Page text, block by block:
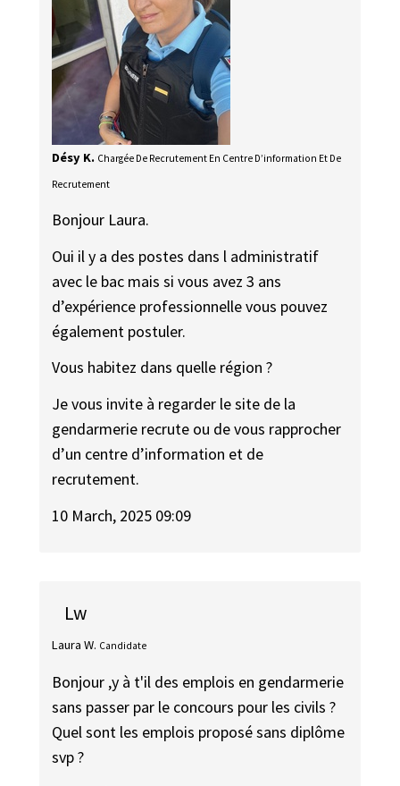
Désy K. Chargée De Recrutement En Centre D’information Et De
Recrutement
Bonjour Laura.
Oui il y a des postes dans l administratif
avec le bac mais si vous avez 3 ans
d’expérience professionnelle vous pouvez
également postuler.
Vous habitez dans quelle région ?
Je vous invite à regarder le site de la
gendarmerie recrute ou de vous rapprocher
d’un centre d’information et de
recrutement.
10 March, 2025 09:09
Lw
Laura W. Candidate
Bonjour ,y à t'il des emplois en gendarmerie
sans passer par le concours pour les civils ?
Quel sont les emplois proposé sans diplôme
svp ?